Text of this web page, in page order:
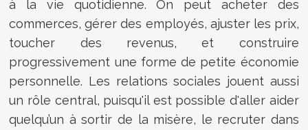
à la vie quotidienne. On peut acheter des
commerces, gérer des employés, ajuster les prix,
toucher des revenus, et construire
progressivement une forme de petite économie
personnelle. Les relations sociales jouent aussi
un rôle central, puisqu'il est possible d'aller aider
quelqu’un à sortir de la misère, le recruter dans